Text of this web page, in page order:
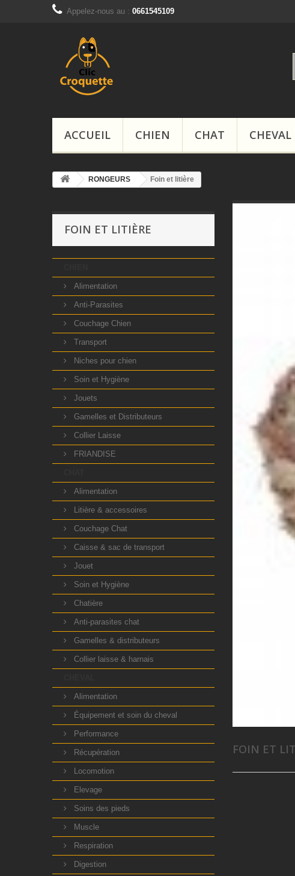
Appelez-nous au : 0661545109
ACCUEIL CHIEN CHAT CHEVAL
RONGEURS Foin et litière
FOIN ET LITIÈRE
Alimentation
Anti-Parasites
Couchage Chien
Transport
Niches pour chien
Soin et Hygiène
Jouets
Gamelles et Distributeurs
Collier Laisse
FRIANDISE
Alimentation
Litière & accessoires
Couchage Chat
Caisse & sac de transport
Jouet
Soin et Hygiène
Chatière
Anti-parasites chat
Gamelles & distributeurs
Collier laisse & harnais
Alimentation
Équipement et soin du cheval
Performance
Récupération
Locomotion
Elevage
Soins des pieds
Muscle
Respiration
Digestion
FOIN ET